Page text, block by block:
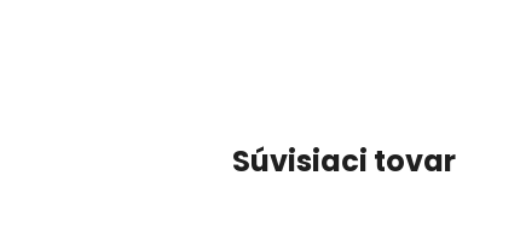
Súvisiaci tovar